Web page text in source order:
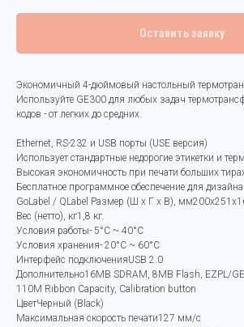
Оставить заявку
Экономичный 4-дюймовый настольный
Используйте GE300 для любых задач
кодов - от легких до средних.
Ethernet, RS-232 и USB порты (USE версия)
Использует стандартные недорогие этикетки и
Высокая экономичность при печати больших
Бесплатное программное обеспечение для дизайна
GoLabel / QLabel Размер (Ш х Г х В),
Вес (нетто), кг1,8 кг.
Условия работы- 5°C ~ 40°C
Условия хранения- 20°C ~ 60°C
Интерфейс подключенияUSB 2.0
Дополнительно16MB SDRAM, 8MB Flash, EZPL/
110M Ribbon Capacity, Calibration button
ЦветЧерный (Black)
Максимальная скорость печати127 мм/с